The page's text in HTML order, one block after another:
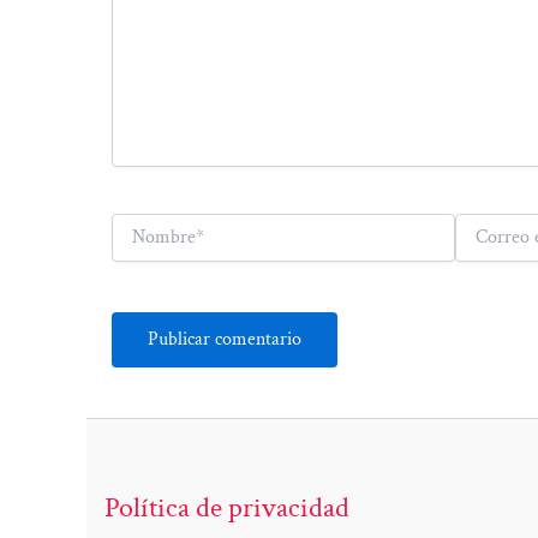
Nombre*
Correo
electrónico*
Política de privacidad